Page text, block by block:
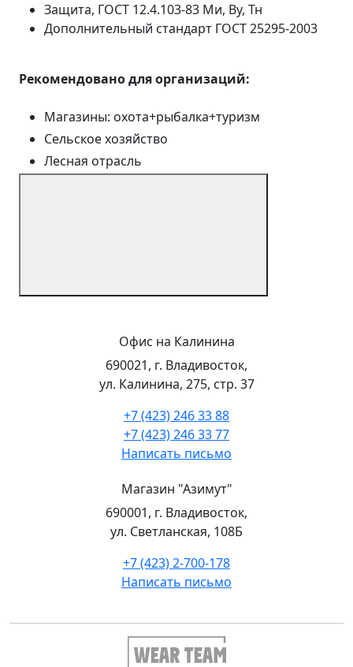
Защита, ГОСТ 12.4.103-83 Ми, Ву, Тн
Дополнительный стандарт ГОСТ 25295-2003
Рекомендовано для организаций:
Магазины: охота+рыбалка+туризм
Сельское хозяйство
Лесная отрасль
Офис на Калинина
690021, г. Владивосток,
ул. Калинина, 275, стр. 37
+7 (423) 246 33 88
+7 (423) 246 33 77
Написать письмо
Магазин "Азимут"
690001, г. Владивосток,
ул. Светланская, 108Б
+7 (423) 2-700-178
Написать письмо